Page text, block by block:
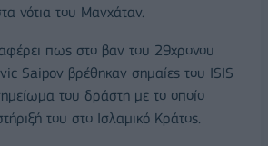
νότια του Μανχάταν.
πως στο βαν του 29χρονου
Saipov βρέθηκαν σημαίες του ISIS
του δράστη με το οποίο
του στο Ισλαμικό Κράτος.